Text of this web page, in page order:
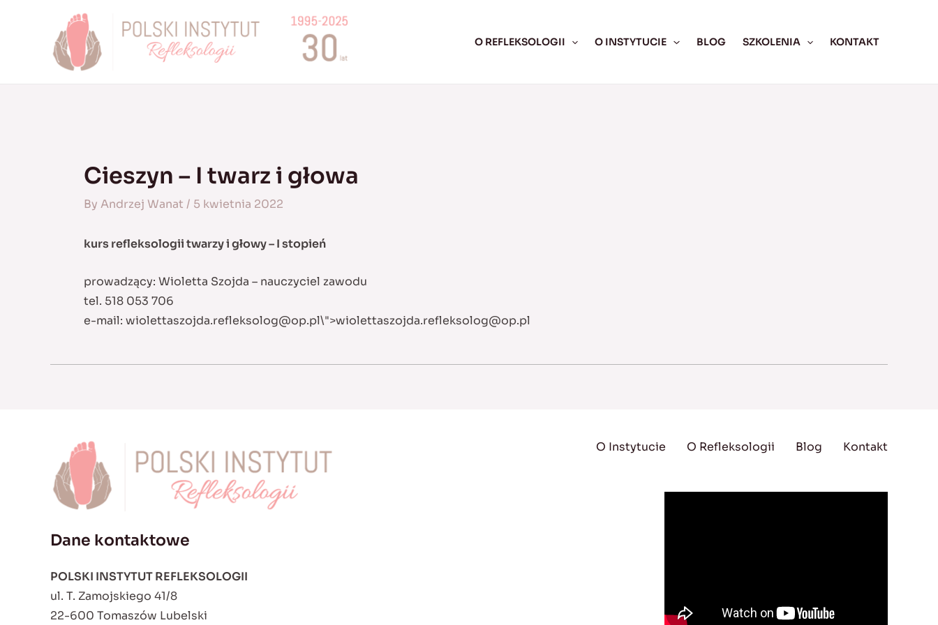
O REFLEKSOLOGII O INSTYTUCIE BLOG SZKOLENIA KONTAKT
Cieszyn – I twarz i głowa
By Andrzej Wanat / 5 kwietnia 2022
kurs refleksologii twarzy i głowy – I stopień
prowadzący: Wioletta Szojda – nauczyciel zawodu
tel. 518 053 706
e-mail: wiolettaszojda.refleksolog@op.pl\">wiolettaszojda.refleksolog@op.pl
Dane kontaktowe
POLSKI INSTYTUT REFLEKSOLOGII
ul. T. Zamojskiego 41/8
22-600 Tomaszów Lubelski
O Instytucie O Refleksologii Blog Kontakt